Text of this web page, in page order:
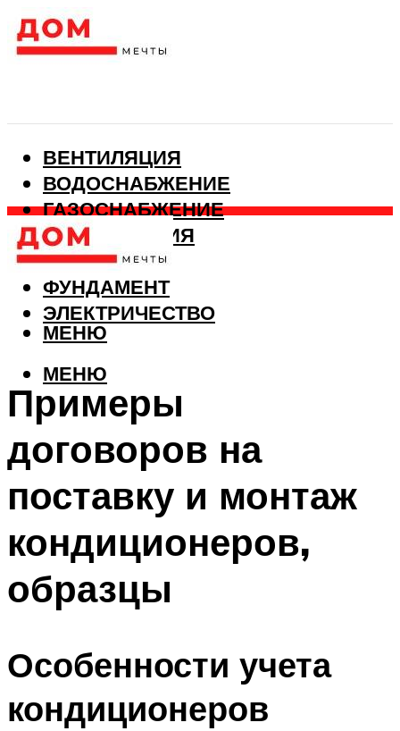
ВЕНТИЛЯЦИЯ
ВОДОСНАБЖЕНИЕ
ГАЗОСНАБЖЕНИЕ
КАНАЛИЗАЦИЯ
ОТОПЛЕНИЕ
ФУНДАМЕНТ
ЭЛЕКТРИЧЕСТВО
МЕНЮ
МЕНЮ
Примеры
договоров на
поставку и монтаж
кондиционеров,
образцы
Особенности учета
кондиционеров